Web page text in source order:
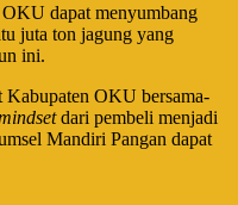
dapat menyumbang
juta ton jagung yang
ini.
Kabupaten OKU bersama-
dari pembeli menjadi
Mandiri Pangan dapat